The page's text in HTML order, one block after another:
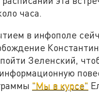
часа.
в инфополе
Зеленский,
"Мы в курсе"